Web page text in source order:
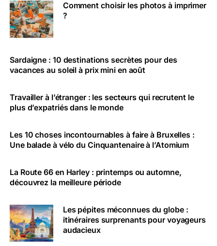
Comment choisir les photos à imprimer
?
Sardaigne : 10 destinations secrètes pour des
vacances au soleil à prix mini en août
Travailler à l’étranger : les secteurs qui recrutent le
plus d’expatriés dans le monde
Les 10 choses incontournables à faire à Bruxelles :
Une balade à vélo du Cinquantenaire à l’Atomium
La Route 66 en Harley : printemps ou automne,
découvrez la meilleure période
Les pépites méconnues du globe :
itinéraires surprenants pour voyageurs
audacieux